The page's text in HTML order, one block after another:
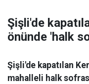
Şişli'de
önünde 'halk
Şişli'de kapatılan
mahalleli halk